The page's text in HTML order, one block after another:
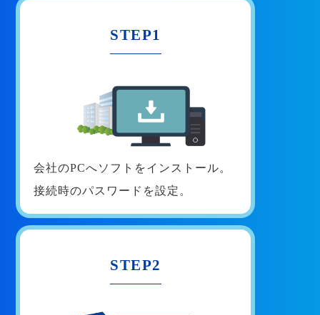
STEP1
会社のPCへソフトをインストール。
接続時のパスワードを設定。
STEP2